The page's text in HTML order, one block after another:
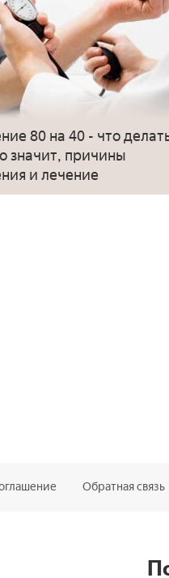
80 на 40 - что
значит, причины
и лечение
Обратная связь